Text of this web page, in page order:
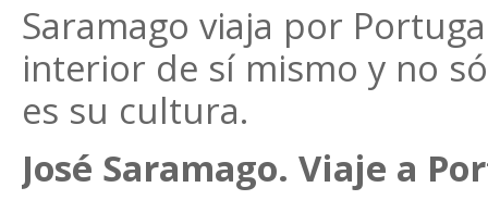
Saramago viaja por
interior de sí mismo y no
es su cultura.
José Saramago. Viaje a